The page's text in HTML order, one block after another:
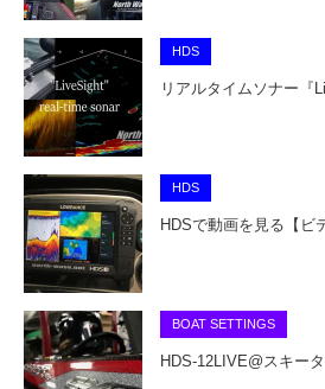
HDS
リアルタイムソナー『
HDS
HDSで動画を見る【ビ
BOAT SETTINGS
HDS-12LIVE@スキー